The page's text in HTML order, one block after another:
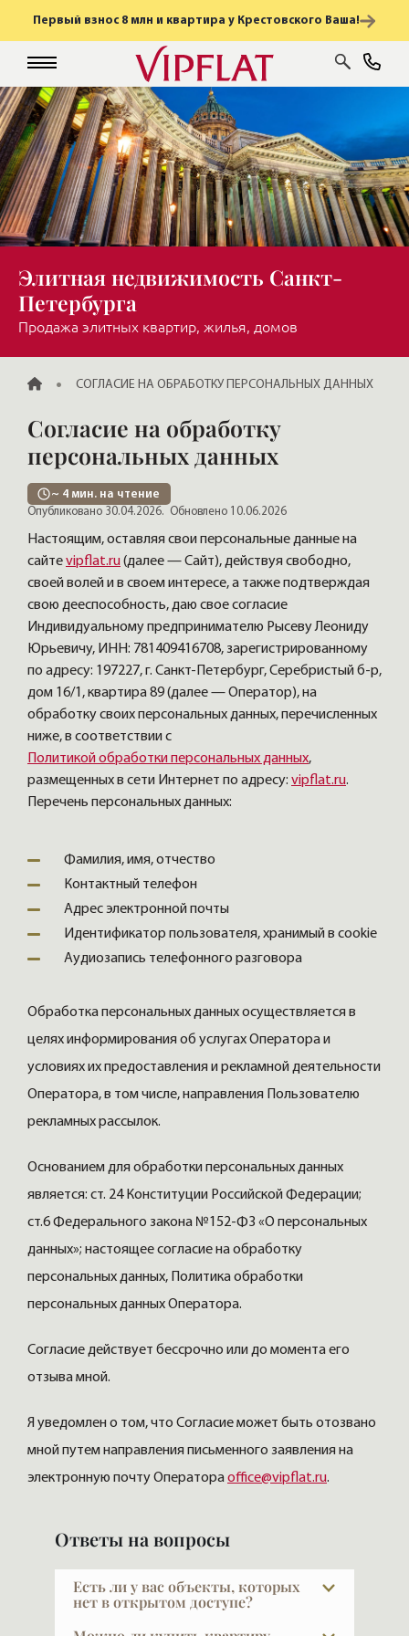
Первый взнос 8 млн и квартира у Крестовского Ваша!
Элитная недвижимость Санкт-
Петербурга
Продажа элитных квартир, жилья, домов
ГЛАВНАЯСОГЛАСИЕ НА ОБРАБОТКУ ПЕРСОНАЛЬНЫХ ДАННЫХ
Согласие на обработку
персональных данных
~ 4 мин. на чтение
Опубликовано 30.04.2026. Обновлено 10.06.2026
Настоящим, оставляя свои персональные данные на
сайтеvipflat.ru(далее — Сайт), действуя свободно,
своей волей и в своем интересе, а также подтверждая
свою дееспособность, даю свое согласие
Индивидуальному предпринимателю Рысеву Леониду
Юрьевичу, ИНН: 781409416708, зарегистрированному
по адресу: 197227, г. Санкт-Петербург, Серебристый б-р,
дом 16/1, квартира 89 (далее — Оператор), на
обработку своих персональных данных, перечисленных
ниже, в соответствии с
Политикой обработки персональных данных,
размещенных в сети Интернет по адресу: vipflat.ru.
Перечень персональных данных:
Фамилия, имя, отчество
Контактный телефон
Адрес электронной почты
Идентификатор пользователя, хранимый в cookie
Аудиозапись телефонного разговора
Обработка персональных данных осуществляется в
целях информирования об услугах Оператора и
условиях их предоставления и рекламной деятельности
Оператора, в том числе, направления Пользователю
рекламных рассылок.
Основанием для обработки персональных данных
является: ст. 24 Конституции Российской Федерации;
ст.6 Федерального закона №152-ФЗ «О персональных
данных»; настоящее согласие на обработку
персональных данных, Политика обработки
персональных данных Оператора.
Согласие действует бессрочно или до момента его
отзыва мной.
Я уведомлен о том, что Согласие может быть отозвано
мной путем направления письменного заявления на
электронную почту Оператораoffice@vipflat.ru.
Ответы на вопросы
Есть ли у вас объекты, которых
нет в открытом доступе?
В элите далеко не всё есть в открытой